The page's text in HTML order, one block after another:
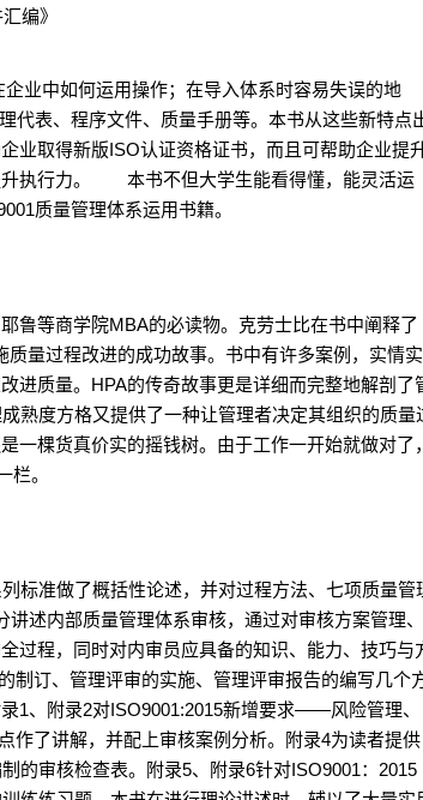
编》
业中如何运用操作；在导入体系时容易失误的地
表、程序文件、质量手册等。本书从这些新特点
业取得新版ISO认证资格证书，而且可帮助企业提
升执行力。 本书不但大学生能看得懂，能灵活运
质量管理体系运用书籍。
鲁等商学院MBA的必读物。克劳士比在书中阐释了
量过程改进的成功故事。书中有许多案例，实情实
进质量。HPA的传奇故事更是详细而完整地解剖了
熟度方格又提供了一种让管理者决定其组织的质量
一棵货真价实的摇钱树。由于工作一开始就做对了，
栏。
准做了概括性论述，并对过程方法、七项质量管
述内部质量管理体系审核，通过对审核方案管理、
过程，同时对内审员应具备的知识、能力、技巧与
制订、管理评审的实施、管理评审报告的编写几个
1、附录2对ISO9001:2015新增要求——风险管理、
作了讲解，并配上审核案例分析。附录4为读者提供
的审核检查表。附录5、附录6针对ISO9001：2015